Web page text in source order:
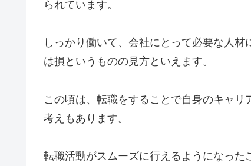
られています。
しっかり働いて、会社にとって必要な人
は損というものの見方といえます。
この頃は、転職をすることで自身のキャ
考えもあります。
転職活動がスムーズに行えるようになっ